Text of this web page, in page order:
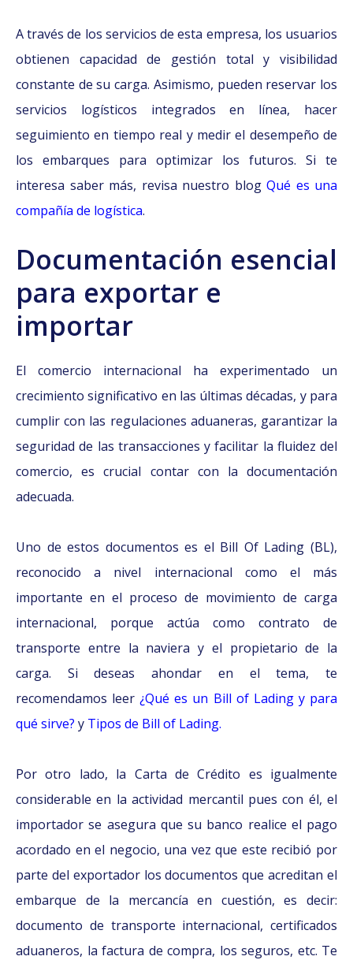
A través de los servicios de esta empresa, los usuarios
obtienen capacidad de gestión total y visibilidad
constante de su carga. Asimismo, pueden reservar los
servicios logísticos integrados en línea, hacer
seguimiento en tiempo real y medir el desempeño de
los embarques para optimizar los futuros. Si te
interesa saber más, revisa nuestro blog Qué es una
compañía de logística.
Documentación esencial
para exportar e
importar
El comercio internacional ha experimentado un
crecimiento significativo en las últimas décadas, y para
cumplir con las regulaciones aduaneras, garantizar la
seguridad de las transacciones y facilitar la fluidez del
comercio, es crucial contar con la documentación
adecuada.
Uno de estos documentos es el Bill Of Lading (BL),
reconocido a nivel internacional como el más
importante en el proceso de movimiento de carga
internacional, porque actúa como contrato de
transporte entre la naviera y el propietario de la
carga. Si deseas ahondar en el tema, te
recomendamos leer¿Qué es un Bill of Lading y para
qué sirve? y Tipos de Bill of Lading.
Por otro lado, la Carta de Crédito es igualmente
considerable en la actividad mercantil pues con él, el
importador se asegura que su banco realice el pago
acordado en el negocio, una vez que este recibió por
parte del exportador los documentos que acreditan el
embarque de la mercancía en cuestión, es decir:
documento de transporte internacional, certificados
aduaneros, la factura de compra, los seguros, etc. Te